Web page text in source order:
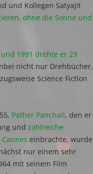
und Kollegen Satyajit
ohne die Sonne und
1991 drehte er 29
nicht nur Drehbücher,
Science Fiction
Pather Panchali, den er
und zahlreiche
einbrachte, wurde
nur einem sehr
mit seinem Film